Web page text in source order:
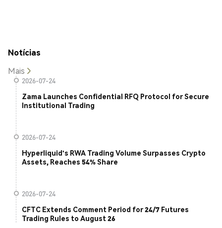
Notícias
Mais
2026-07-24
Zama Launches Confidential RFQ Protocol for Secure
Institutional Trading
2026-07-24
Hyperliquid's RWA Trading Volume Surpasses Crypto
Assets, Reaches 54% Share
2026-07-24
CFTC Extends Comment Period for 24/7 Futures
Trading Rules to August 26